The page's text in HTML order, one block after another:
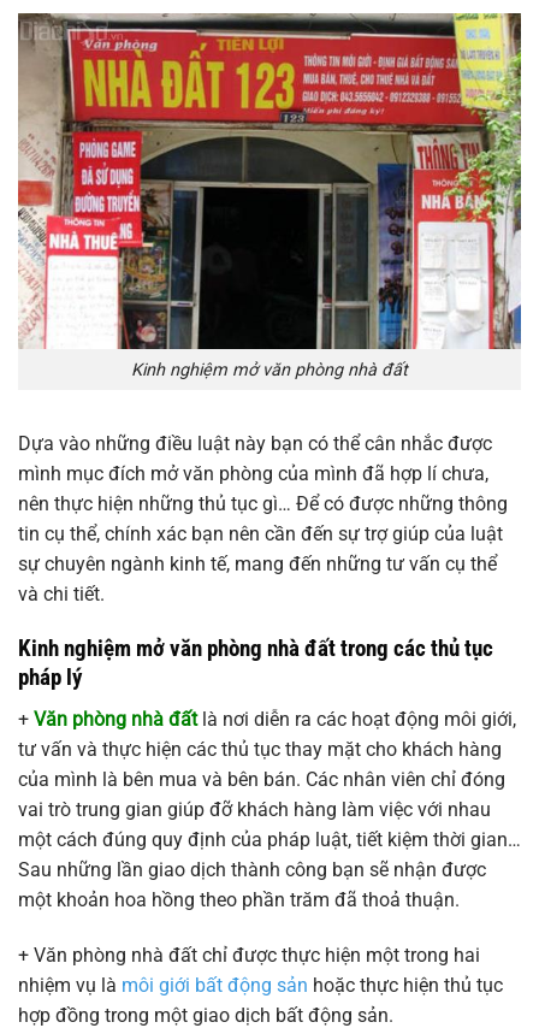
Kinh nghiệm mở văn phòng nhà đất
Dựa vào những điều luật này bạn có thể cân nhắc được
mình mục đích mở văn phòng của mình đã hợp lí chưa,
nên thực hiện những thủ tục gì… Để có được những thông
tin cụ thể, chính xác bạn nên cần đến sự trợ giúp của luật
sự chuyên ngành kinh tế, mang đến những tư vấn cụ thể
và chi tiết.
Kinh nghiệm mở văn phòng nhà đất trong các thủ tục
pháp lý
+ Văn phòng nhà đấtlà nơi diễn ra các hoạt động môi giới,
tư vấn và thực hiện các thủ tục thay mặt cho khách hàng
của mình là bên mua và bên bán. Các nhân viên chỉ đóng
vai trò trung gian giúp đỡ khách hàng làm việc với nhau
một cách đúng quy định của pháp luật, tiết kiệm thời gian…
Sau những lần giao dịch thành công bạn sẽ nhận được
một khoản hoa hồng theo phần trăm đã thoả thuận.
+ Văn phòng nhà đất chỉ được thực hiện một trong hai
nhiệm vụ là môi giới bất động sản hoặc thực hiện thủ tục
hợp đồng trong một giao dịch bất động sản.